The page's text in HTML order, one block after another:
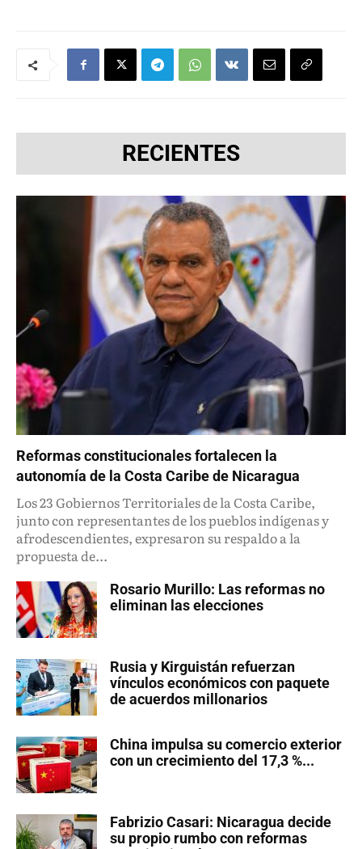
RECIENTES
Reformas constitucionales fortalecen la
autonomía de la Costa Caribe de Nicaragua
Los 23 Gobiernos Territoriales de la Costa Caribe,
junto con representantes de los pueblos indígenas y
afrodescendientes, expresaron su respaldo a la
propuesta de...
Rosario Murillo: Las reformas no
eliminan las elecciones
Rusia y Kirguistán refuerzan
vínculos económicos con paquete
de acuerdos millonarios
China impulsa su comercio exterior
con un crecimiento del 17,3 %...
Fabrizio Casari: Nicaragua decide
su propio rumbo con reformas